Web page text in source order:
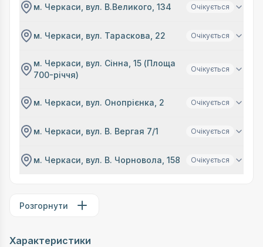
м. Черкаси, вул. В.Великого, 134 Очікується
м. Черкаси, вул. Тараскова, 22 Очікується
м. Черкаси, вул. Сінна, 15 (Площа
700-річчя)
Очікується
м. Черкаси, вул. Онопрієнка, 2 Очікується
м. Черкаси, вул. В. Вергая 7/1 Очікується
м. Черкаси, вул. В. Чорновола, 158 Очікується
Розгорнути
Характеристики